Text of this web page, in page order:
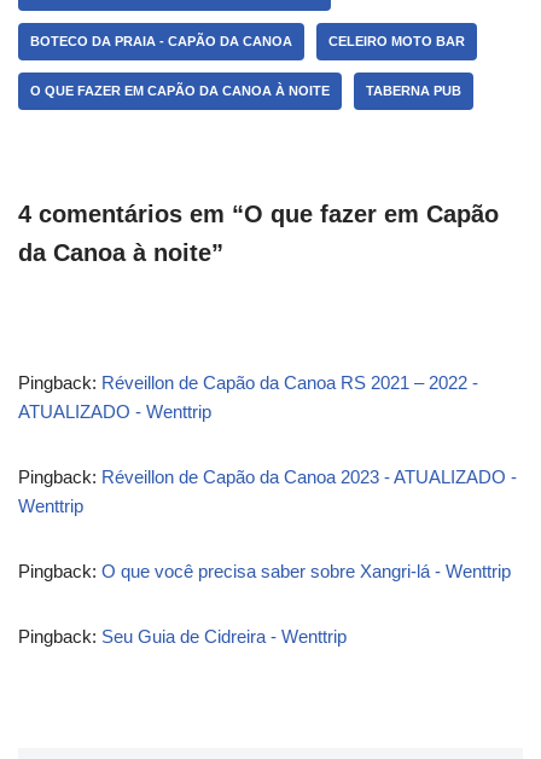
BOTECO DA PRAIA - CAPÃO DA CANOA CELEIRO MOTO BAR
O QUE FAZER EM CAPÃO DA CANOA À NOITE TABERNA PUB
4 comentários em “O que fazer em Capão
da Canoa à noite”
Pingback: Réveillon de Capão da Canoa RS 2021 – 2022 -
ATUALIZADO - Wenttrip
Pingback: Réveillon de Capão da Canoa 2023 - ATUALIZADO -
Wenttrip
Pingback: O que você precisa saber sobre Xangri-lá - Wenttrip
Pingback: Seu Guia de Cidreira - Wenttrip